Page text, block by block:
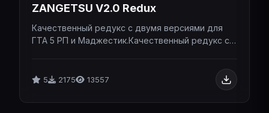
ZANGETSU V2.0 Redux
Качественный редукс с двумя версиями для
ГТА 5 РП и Маджестик.Качественный редукс с
5 2175 13557